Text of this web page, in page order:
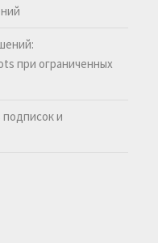
при ограниченных
и